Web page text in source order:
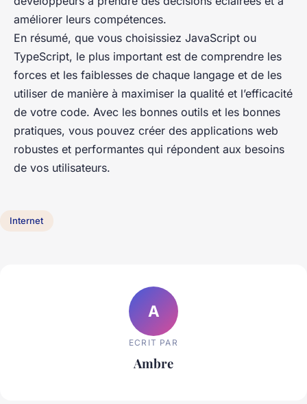
améliorer leurs compétences.
En résumé, que vous choisissiez JavaScript ou
TypeScript, le plus important est de comprendre les
forces et les faiblesses de chaque langage et de les
utiliser de manière à maximiser la qualité et l’efficacité
de votre code. Avec les bonnes outils et les bonnes
pratiques, vous pouvez créer des applications web
robustes et performantes qui répondent aux besoins
de vos utilisateurs.
Internet
A
ECRIT PAR
Ambre